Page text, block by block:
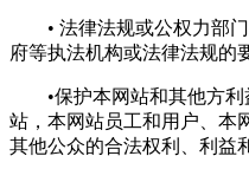
• 法律法规或公权力部门
府等执法机构或法律法规的
•保护本网站和其他方利
站，本网站员工和用户、本
其他公众的合法权利、利益